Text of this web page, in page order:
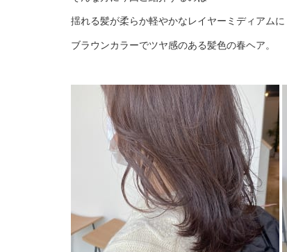
揺れる髪が柔らか軽やかなレイヤーミディアムに
ブラウンカラーでツヤ感のある髪色の春ヘア。